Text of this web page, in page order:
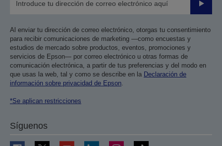
Enviar
Al enviar tu dirección de correo electrónico, otorgas tu consentimiento
para recibir comunicaciones de marketing —como encuestas y
estudios de mercado sobre productos, eventos, promociones y
servicios de Epson— por correo electrónico u otras formas de
comunicación electrónica, a partir de tus preferencias y del modo en
que usas la web, tal y como se describe en la Declaración de
información sobre privacidad de Epson.
*Se aplican restricciones
Síguenos